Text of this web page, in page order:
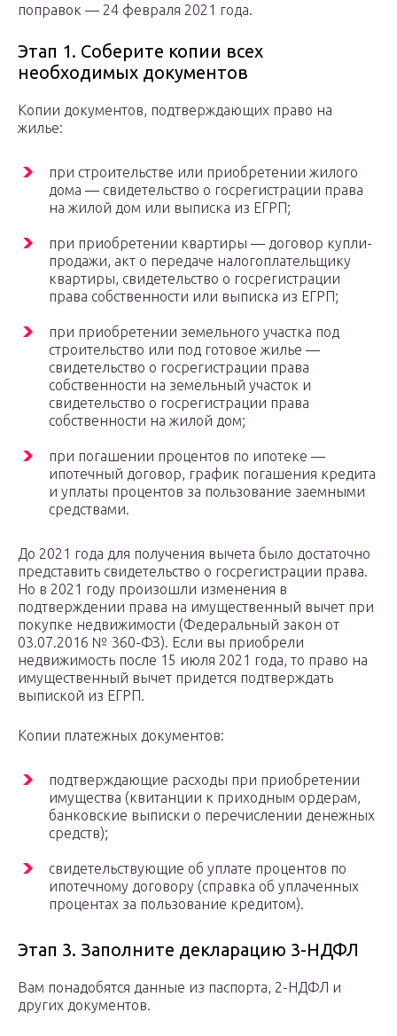
поправок — 24 февраля 2021 года.
Этап 1. Соберите копии всех
необходимых документов
Копии документов, подтверждающих право на
жилье:
при строительстве или приобретении жилого
дома — свидетельство о госрегистрации права
на жилой дом или выписка из ЕГРП;
при приобретении квартиры — договор купли-
продажи, акт о передаче налогоплательщику
квартиры, свидетельство о госрегистрации
права собственности или выписка из ЕГРП;
при приобретении земельного участка под
строительство или под готовое жилье —
свидетельство о госрегистрации права
собственности на земельный участок и
свидетельство о госрегистрации права
собственности на жилой дом;
при погашении процентов по ипотеке —
ипотечный договор, график погашения кредита
и уплаты процентов за пользование заемными
средствами.
До 2021 года для получения вычета было достаточно
представить свидетельство о госрегистрации права.
Но в 2021 году произошли изменения в
подтверждении права на имущественный вычет при
покупке недвижимости (Федеральный закон от
03.07.2016 № 360-ФЗ). Если вы приобрели
недвижимость после 15 июля 2021 года, то право на
имущественный вычет придется подтверждать
выпиской из ЕГРП.
Копии платежных документов:
подтверждающие расходы при приобретении
имущества (квитанции к приходным ордерам,
банковские выписки о перечислении денежных
средств);
свидетельствующие об уплате процентов по
ипотечному договору (справка об уплаченных
процентах за пользование кредитом).
Этап 3. Заполните декларацию 3-НДФЛ
Вам понадобятся данные из паспорта, 2-НДФЛ и
других документов.